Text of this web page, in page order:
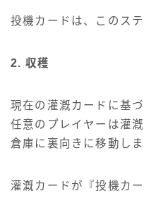
投機カードは、このス
2. 収穫
現在の灌漑カードに基
任意のプレイヤーは灌
倉庫に裏向きに移動しま
灌漑カードが『投機カ